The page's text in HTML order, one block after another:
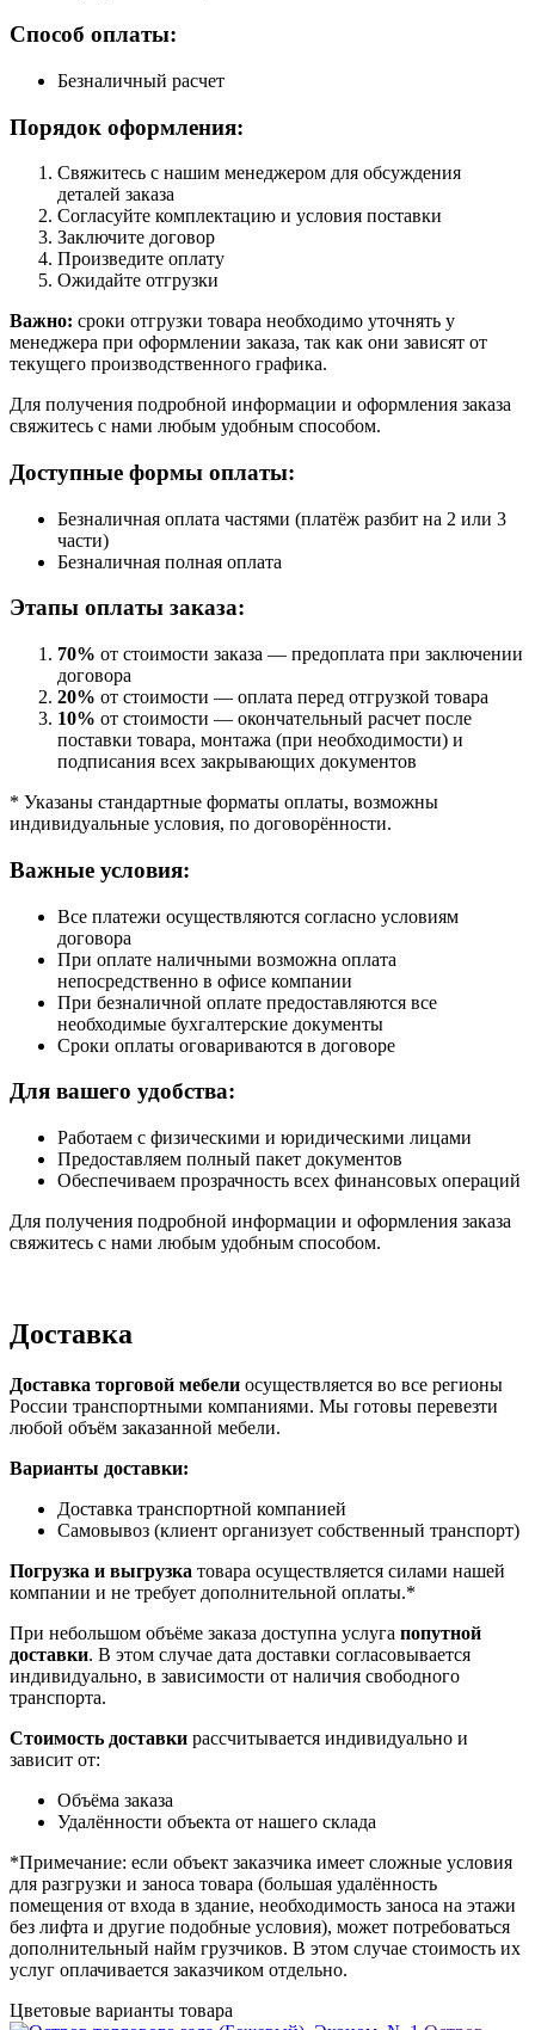
Способ оплаты:
Безналичный расчет
Порядок оформления:
Свяжитесь с нашим менеджером для обсуждения
деталей заказа
Согласуйте комплектацию и условия поставки
Заключите договор
Произведите оплату
Ожидайте отгрузки
Важно: сроки отгрузки товара необходимо уточнять у
менеджера при оформлении заказа, так как они зависят от
текущего производственного графика.
Для получения подробной информации и оформления заказа
свяжитесь с нами любым удобным способом.
Доступные формы оплаты:
Безналичная оплата частями (платёж разбит на 2 или 3
части)
Безналичная полная оплата
Этапы оплаты заказа:
70% от стоимости заказа — предоплата при заключении
договора
20% от стоимости — оплата перед отгрузкой товара
10% от стоимости — окончательный расчет после
поставки товара, монтажа (при необходимости) и
подписания всех закрывающих документов
* Указаны стандартные форматы оплаты, возможны
индивидуальные условия, по договорённости.
Важные условия:
Все платежи осуществляются согласно условиям
договора
При оплате наличными возможна оплата
непосредственно в офисе компании
При безналичной оплате предоставляются все
необходимые бухгалтерские документы
Сроки оплаты оговариваются в договоре
Для вашего удобства:
Работаем с физическими и юридическими лицами
Предоставляем полный пакет документов
Обеспечиваем прозрачность всех финансовых операций
Для получения подробной информации и оформления заказа
свяжитесь с нами любым удобным способом.
Доставка
Доставка торговой мебели осуществляется во все регионы
России транспортными компаниями. Мы готовы перевезти
любой объём заказанной мебели.
Варианты доставки:
Доставка транспортной компанией
Самовывоз (клиент организует собственный транспорт)
Погрузка и выгрузка товара осуществляется силами нашей
компании и не требует дополнительной оплаты.*
При небольшом объёме заказа доступна услуга попутной
доставки. В этом случае дата доставки согласовывается
индивидуально, в зависимости от наличия свободного
транспорта.
Стоимость доставки рассчитывается индивидуально и
зависит от:
Объёма заказа
Удалённости объекта от нашего склада
*Примечание: если объект заказчика имеет сложные условия
для разгрузки и заноса товара (большая удалённость
помещения от входа в здание, необходимость заноса на этажи
без лифта и другие подобные условия), может потребоваться
дополнительный найм грузчиков. В этом случае стоимость их
услуг оплачивается заказчиком отдельно.
Цветовые варианты товара